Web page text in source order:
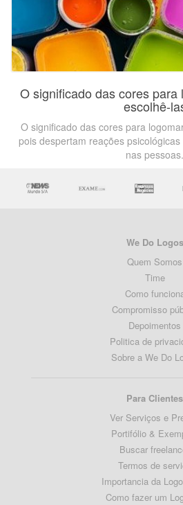
O significado das cores para
escolhê-
O significado das cores para
pois despertam reações
nas pessoas.
We Do Logos
Quem Somos
Time
Como
Compromisso
Depoimentos
Politica de
Sobre a We Do
Para Clientes
Ver Serviços e
Portifólio &
Buscar
Termos de
Importancia da
Como fazer um